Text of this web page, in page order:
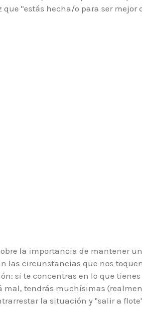
"estás hecha/o para ser mejor
la importancia de mantener
las circunstancias que nos
si te concentras en lo que
mal, tendrás muchísimas
la situación y "salir a